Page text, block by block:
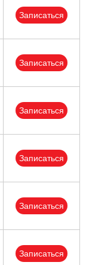
Записаться
Записаться
Записаться
Записаться
Записаться
Записаться